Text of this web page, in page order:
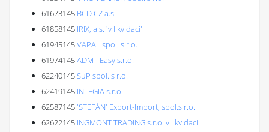
61673145 BCD CZ a.s.
61858145 IRIX, a.s. 'v likvidaci'
61945145VAPAL spol. s r.o.
61974145ADM - Easy s.r.o.
62240145SuP spol. s r.o.
62419145 INTEGIA s.r.o.
62587145'STEFÁN' Export-Import, spol.s r.o.
62622145 INGMONT TRADING s.r.o. v likvidaci